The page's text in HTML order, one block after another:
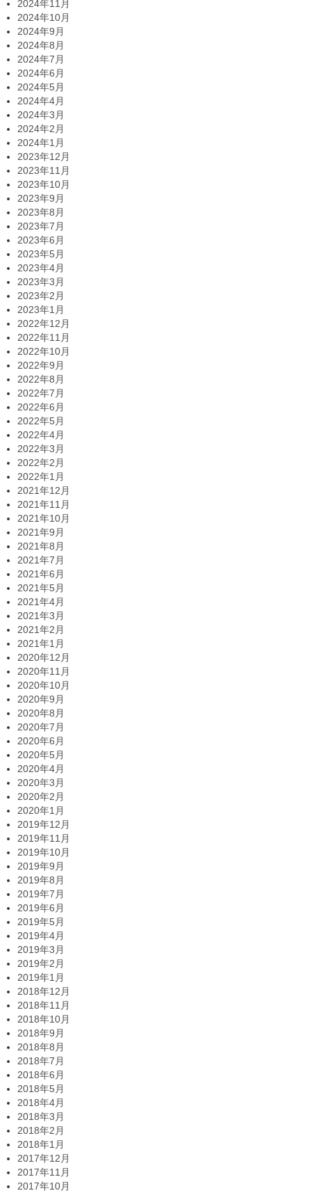
2024年11月
2024年10月
2024年9月
2024年8月
2024年7月
2024年6月
2024年5月
2024年4月
2024年3月
2024年2月
2024年1月
2023年12月
2023年11月
2023年10月
2023年9月
2023年8月
2023年7月
2023年6月
2023年5月
2023年4月
2023年3月
2023年2月
2023年1月
2022年12月
2022年11月
2022年10月
2022年9月
2022年8月
2022年7月
2022年6月
2022年5月
2022年4月
2022年3月
2022年2月
2022年1月
2021年12月
2021年11月
2021年10月
2021年9月
2021年8月
2021年7月
2021年6月
2021年5月
2021年4月
2021年3月
2021年2月
2021年1月
2020年12月
2020年11月
2020年10月
2020年9月
2020年8月
2020年7月
2020年6月
2020年5月
2020年4月
2020年3月
2020年2月
2020年1月
2019年12月
2019年11月
2019年10月
2019年9月
2019年8月
2019年7月
2019年6月
2019年5月
2019年4月
2019年3月
2019年2月
2019年1月
2018年12月
2018年11月
2018年10月
2018年9月
2018年8月
2018年7月
2018年6月
2018年5月
2018年4月
2018年3月
2018年2月
2018年1月
2017年12月
2017年11月
2017年10月